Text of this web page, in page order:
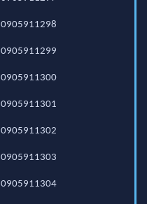
0905911298
0905911299
0905911300
0905911301
0905911302
0905911303
0905911304